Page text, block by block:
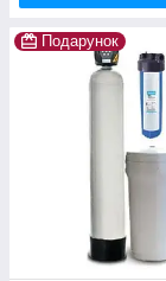
Подарунок